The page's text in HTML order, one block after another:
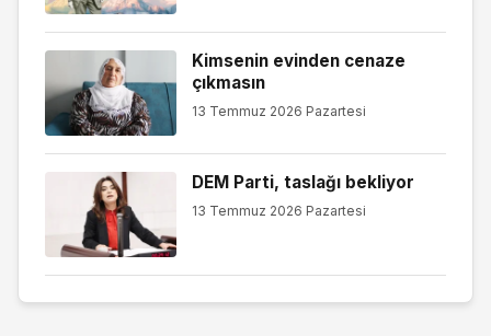
Kimsenin evinden cenaze
çıkmasın
13 Temmuz 2026 Pazartesi
DEM Parti, taslağı bekliyor
13 Temmuz 2026 Pazartesi